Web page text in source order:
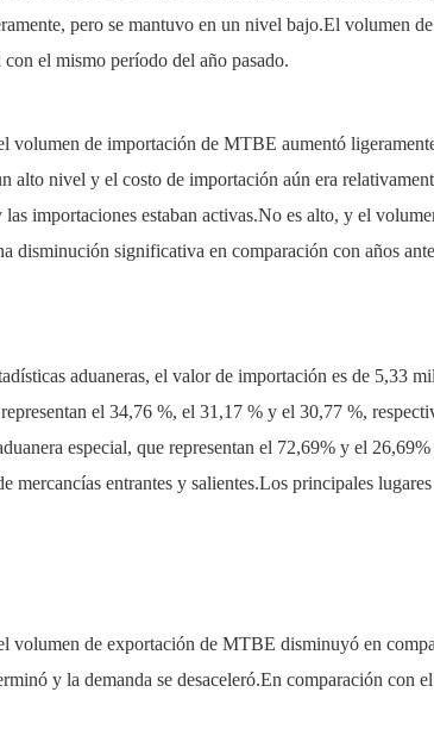
pero se mantuvo en un nivel bajo.El volumen
el mismo período del año pasado.
volumen de importación de MTBE aumentó
alto nivel y el costo de importación aún era
las importaciones estaban activas.No es alto, y el
disminución significativa en comparación con años
aduaneras, el valor de importación es de 5,33
el 34,76 %, el 31,17 % y el 30,77 %,
especial, que representan el 72,69% y el
mercancías entrantes y salientes.Los principales
volumen de exportación de MTBE disminuyó en
y la demanda se desaceleró.En comparación con